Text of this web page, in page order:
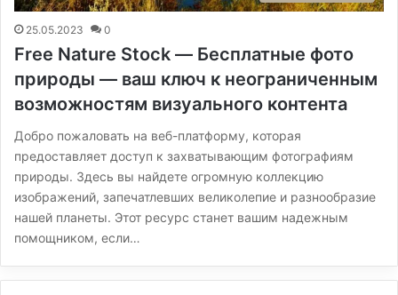
25.05.2023 0
Free Nature Stock — Бесплатные фото
природы — ваш ключ к неограниченным
возможностям визуального контента
Добро пожаловать на веб-платформу, которая
предоставляет доступ к захватывающим фотографиям
природы. Здесь вы найдете огромную коллекцию
изображений, запечатлевших великолепие и разнообразие
нашей планеты. Этот ресурс станет вашим надежным
помощником, если…